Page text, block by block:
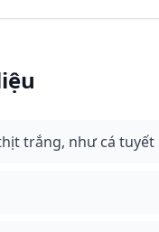
trắng, như cá tuyết